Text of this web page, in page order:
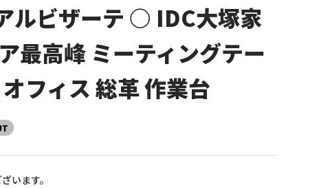
ルビザーテ ○ IDC大塚家
最高峰 ミーティングテー
フィス 総革 作業台
います。